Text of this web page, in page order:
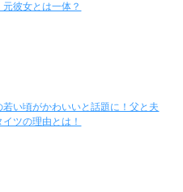
元彼女とは一体？
若い頃がかわいいと話題に！父と夫
ツの理由とは！